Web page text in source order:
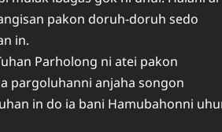
pakon doruh-doruh sedo
in.
Parholong ni atei pakon
pargoluhanni anjaha songon
in do ia bani Hamubahonni